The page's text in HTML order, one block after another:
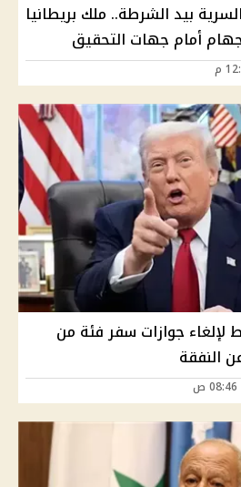
بيد الشرطة.. ملك بريطانيا
أمام جهات التحقيق
لإلغاء جوازات سفر فئة من
النفقة